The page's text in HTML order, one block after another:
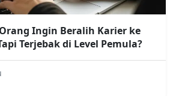
Ingin Beralih Karier ke
Terjebak di Level Pemula?